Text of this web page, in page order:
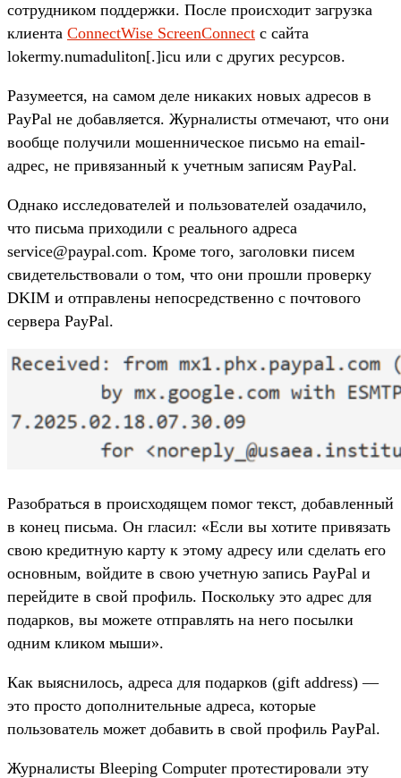
сотрудником поддержки. После происходит загрузка
клиента ConnectWise ScreenConnect с сайта
lokermy.numaduliton[.]icu или с других ресурсов.
Разумеется, на самом деле никаких новых адресов в
PayPal не добавляется. Журналисты отмечают, что они
вообще получили мошенническое письмо на email-
адрес, не привязанный к учетным записям PayPal.
Однако исследователей и пользователей озадачило,
что письма приходили с реального адреса
service@paypal.com. Кроме того, заголовки писем
свидетельствовали о том, что они прошли проверку
DKIM и отправлены непосредственно с почтового
сервера PayPal.
Разобраться в происходящем помог текст, добавленный
в конец письма. Он гласил: «Если вы хотите привязать
свою кредитную карту к этому адресу или сделать его
основным, войдите в свою учетную запись PayPal и
перейдите в свой профиль. Поскольку это адрес для
подарков, вы можете отправлять на него посылки
одним кликом мыши».
Как выяснилось, адреса для подарков (gift address) —
это просто дополнительные адреса, которые
пользователь может добавить в свой профиль PayPal.
Журналисты Bleeping Computer протестировали эту